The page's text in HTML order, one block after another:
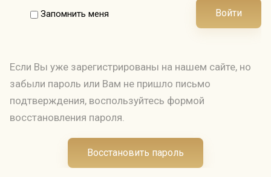
Запомнить меня Войти
Если Вы уже зарегистрированы на нашем сайте, но
забыли пароль или Вам не пришло письмо
подтверждения, воспользуйтесь формой
восстановления пароля.
Восстановить пароль